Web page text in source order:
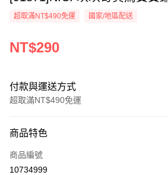
超取滿NT$490免運 國家/地區配送
NT$290
付款與運送方式
超取滿NT$490免運
信用卡一次付款
超商取貨付款
商品特色
商品編號
10734999